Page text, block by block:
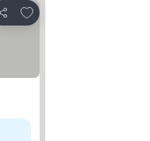
Teilen
Zu Favoriten hinzufügen